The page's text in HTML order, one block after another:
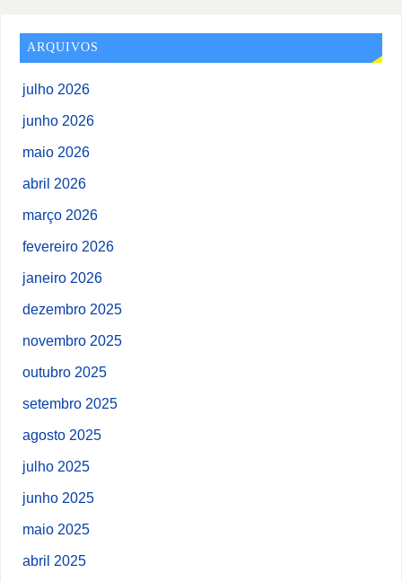
ARQUIVOS
julho 2026
junho 2026
maio 2026
abril 2026
março 2026
fevereiro 2026
janeiro 2026
dezembro 2025
novembro 2025
outubro 2025
setembro 2025
agosto 2025
julho 2025
junho 2025
maio 2025
abril 2025